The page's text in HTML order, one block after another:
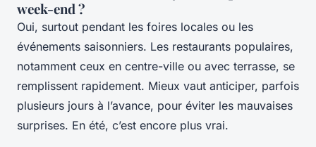
week-end ?
Oui, surtout pendant les foires locales ou les
événements saisonniers. Les restaurants populaires,
notamment ceux en centre-ville ou avec terrasse, se
remplissent rapidement. Mieux vaut anticiper, parfois
plusieurs jours à l’avance, pour éviter les mauvaises
surprises. En été, c’est encore plus vrai.